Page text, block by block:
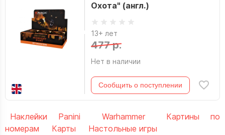
Охота" (англ.)
13+ лет
477 р.
Нет в наличии
Сообщить о поступлении
Наклейки Panini Warhammer
Картины по
номерам
Карты Настольные игры